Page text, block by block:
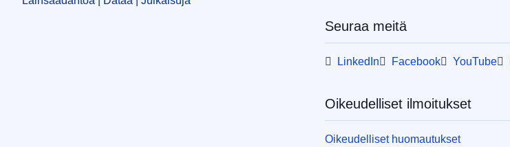
Seuraa meitä
LinkedIn Facebook YouTube
Oikeudelliset ilmoitukset
Oikeudelliset huomautukset